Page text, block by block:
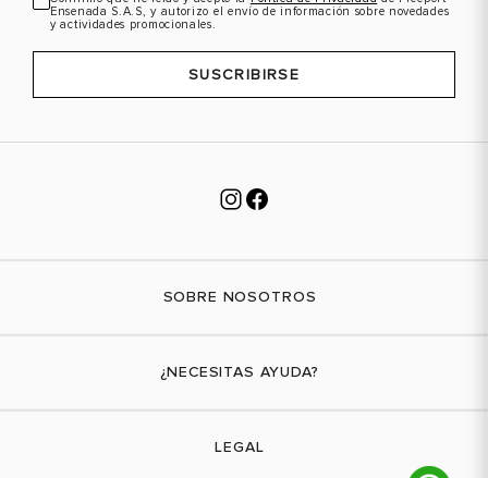
Ensenada S.A.S, y autorizo el envío de información sobre novedades
y actividades promocionales.
SUSCRIBIRSE
SOBRE NOSOTROS
¿NECESITAS AYUDA?
LEGAL